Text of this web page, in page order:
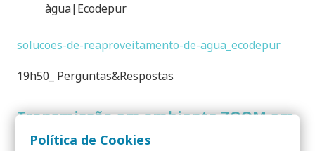
àgua|Ecodepur
solucoes-de-reaproveitamento-de-agua_ecodepur
19h50_ Perguntas&Respostas
Transmissão em ambiente ZOOM em
direto via Facebook
Política de Cookies